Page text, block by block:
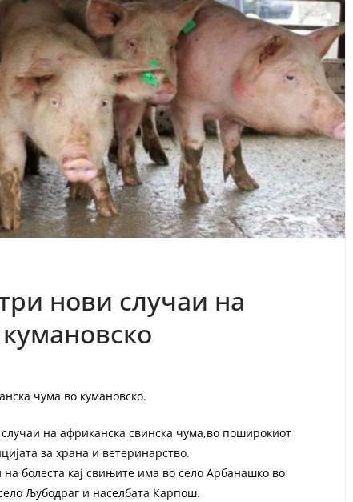
нови случаи на
чума во кумановско.
на африканска свинска чума,во поширокиот
за храна и ветеринарство.
болеста кај свињите има во село Арбанашко во
Љубодраг и населбата Карпош.